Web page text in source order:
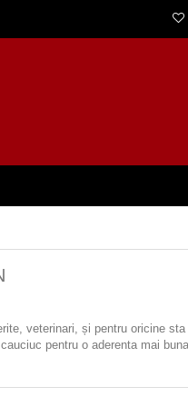
veterinari, și pentru oricine
pentru o aderenta mai